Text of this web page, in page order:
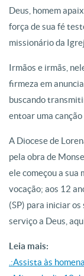
Deus, homem
força de sua fé
missionário da
Irmãos e irmãs,
firmeza em
buscando
entoar uma canção
A Diocese de
pela obra de
ele começou a sua
vocação; aos 12
(SP) para iniciar os
serviço a Deus,
Leia mais:
.:Assista às